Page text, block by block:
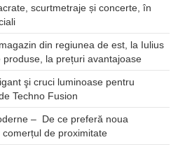
scurtmetraje și concerte, în
din regiunea de est, la Iulius
la prețuri avantajoase
şi cruci luminoase pentru
Techno Fusion
– De ce preferă noua
de proximitate